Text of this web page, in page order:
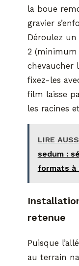
la boue
gravier
Déroulez un
2 (minimum
chevaucher
fixez-les
film laisse
les racines
LIRE
sedum :
formats à
retenue
Puisque
au terrain